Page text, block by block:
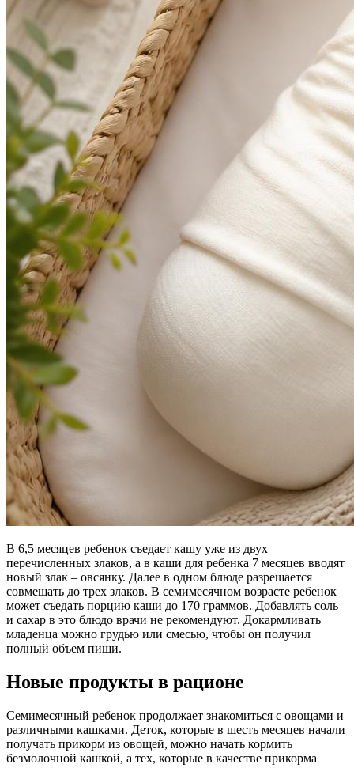
В 6,5 месяцев ребенок съедает кашу уже из двух
перечисленных злаков, а в каши для ребенка 7 месяцев вводят
новый злак – овсянку. Далее в одном блюде разрешается
совмещать до трех злаков. В семимесячном возрасте ребенок
может съедать порцию каши до 170 граммов. Добавлять соль
и сахар в это блюдо врачи не рекомендуют. Докармливать
младенца можно грудью или смесью, чтобы он получил
полный объем пищи.
Новые продукты в рационе
Семимесячный ребенок продолжает знакомиться с овощами и
различными кашками. Деток, которые в шесть месяцев начали
получать прикорм из овощей, можно начать кормить
безмолочной кашкой, а тех, которые в качестве прикорма